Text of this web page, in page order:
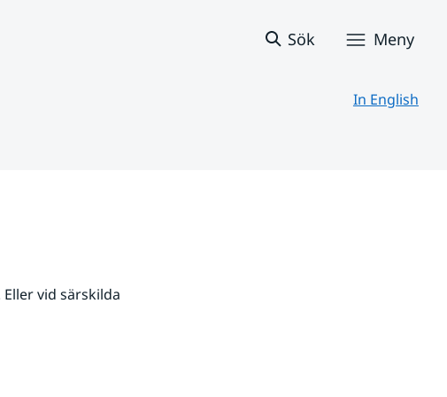
Sök Meny
In English
vid särskilda